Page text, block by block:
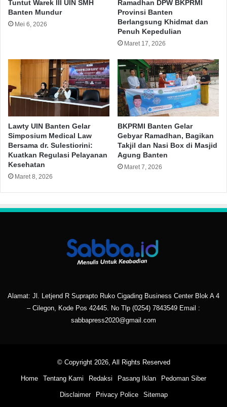
Tuntut Warek III UIN SMH
Banten Mundur
Mei 6, 2026
Ramadhan DPW BKPRMI
Provinsi Banten
Berlangsung Khidmat dan
Penuh Kepedulian
Maret 17, 2026
Lawty UIN Banten Gelar
Simposium Medical Law
Bersama dr. Sulestiorini:
Kuatkan Regulasi Pelayanan
Kesehatan
Maret 8, 2026
BKPRMI Banten Gelar
Gebyar Ramadhan, Bagikan
Takjil dan Nasi Box di Masjid
Agung Banten
Maret 7, 2026
Alamat: Jl. Letjend R Suprapto Ruko Cigading Business Center Blok A 4
– Cilegon, Kode Pos 42445. No Tlp (0254) 7843549 Email :
sabbapress2020@gmail.com
© Copyright 2026, All Rights Reserved
Home Tentang Kami Redaksi Pasang Iklan Pedoman Siber
Disclaimer Privacy Police Sitemap